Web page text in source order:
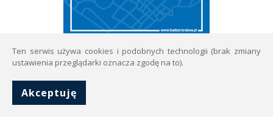
Ten serwis używa cookies i podobnych technologii (brak zmiany
ustawienia przeglądarki oznacza zgodę na to).
Akceptuję